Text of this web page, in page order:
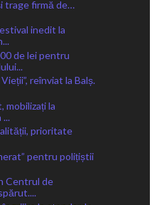
trage firmă de…
inedit la
de lei pentru
reînviat la Balș.
mobilizați la
prioritate
pentru polițiștii
Centrul de